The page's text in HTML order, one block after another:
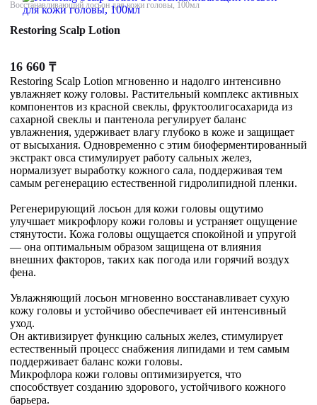
Восстанавливающий лосьон для кожи головы, 100мл
Restoring Scalp Lotion
16 660 ₸
Restoring Scalp Lotion мгновенно и надолго интенсивно
увлажняет кожу головы. Растительный комплекс активных
компонентов из красной свеклы, фруктоолигосахарида из
сахарной свеклы и пантенола регулирует баланс
увлажнения, удерживает влагу глубоко в коже и защищает
от высыхания. Одновременно с этим биоферментированный
экстракт овса стимулирует работу сальных желез,
нормализует выработку кожного сала, поддерживая тем
самым регенерацию естественной гидролипидной пленки.
Регенерирующий лосьон для кожи головы ощутимо
улучшает микрофлору кожи головы и устраняет ощущение
стянутости. Кожа головы ощущается спокойной и упругой
— она оптимальным образом защищена от влияния
внешних факторов, таких как погода или горячий воздух
фена.
Увлажняющий лосьон мгновенно восстанавливает сухую
кожу головы и устойчиво обеспечивает ей интенсивный
уход.
Он активизирует функцию сальных желез, стимулирует
естественный процесс снабжения липидами и тем самым
поддерживает баланс кожи головы.
Микрофлора кожи головы оптимизируется, что
способствует созданию здорового, устойчивого кожного
барьера.